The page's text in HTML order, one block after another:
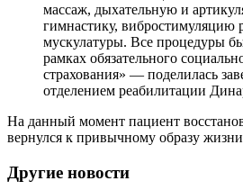
массаж, дыхательную и
гимнастику, вибростимуляцию
мускулатуры. Все процедуры
рамках обязательного
страхования» — поделилась
отделением реабилитации
На данный момент пациент
вернулся к привычному образу
Другие новости